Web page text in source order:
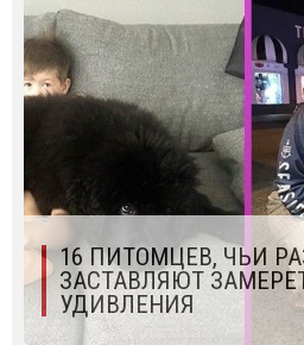
16 ПИТОМЦЕВ, ЧЬИ
ЗАСТАВЛЯЮТ
УДИВЛЕНИЯ